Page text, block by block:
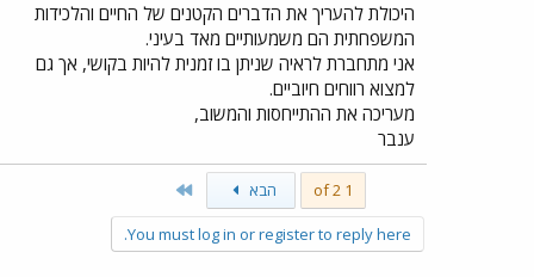
היכולת להעריך את הדברים הקטנים של החיים והלכידות
המשפחתית הם משמעותיים מאד בעיני.
אני מתחברת לראיה שניתן בו זמנית להיות בקושי, אך גם
למצוא רווחים חיוביים.
מעריכה את ההתייחסות והמשוב,
ענבר
1 of 2 הבא
You must log in or register to reply here.